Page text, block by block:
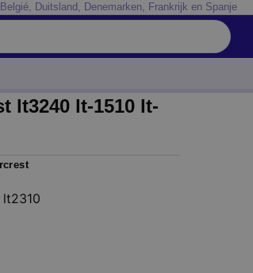
Duitsland, Denemarken, Frankrijk en Spanje
lt3240 lt-1510 lt-